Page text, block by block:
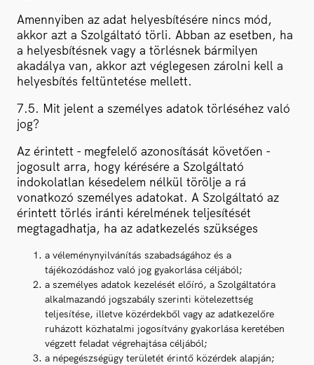
Amennyiben az adat helyesbítésére nincs mód,
akkor azt a Szolgáltató törli. Abban az esetben, ha
a helyesbítésnek vagy a törlésnek bármilyen
akadálya van, akkor azt véglegesen zárolni kell a
helyesbítés feltüntetése mellett.
7.5. Mit jelent a személyes adatok törléséhez való
jog?
Az érintett - megfelelő azonosítását követően -
jogosult arra, hogy kérésére a Szolgáltató
indokolatlan késedelem nélkül törölje a rá
vonatkozó személyes adatokat. A Szolgáltató az
érintett törlés iránti kérelmének teljesítését
megtagadhatja, ha az adatkezelés szükséges
a véleménynyilvánítás szabadságához és a
tájékozódáshoz való jog gyakorlása céljából;
a személyes adatok kezelését előíró, a Szolgáltatóra
alkalmazandó jogszabály szerinti kötelezettség
teljesítése, illetve közérdekből vagy az adatkezelőre
ruházott közhatalmi jogosítvány gyakorlása keretében
végzett feladat végrehajtása céljából;
a népegészségügy területét érintő közérdek alapján;